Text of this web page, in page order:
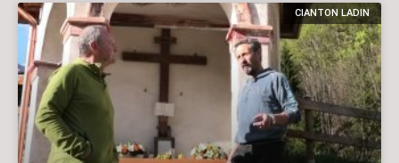
CIANTON LADIN